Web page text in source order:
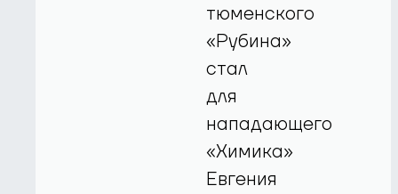
тюменского
«Рубина»
стал
для
нападающего
«Химика»
Евгения